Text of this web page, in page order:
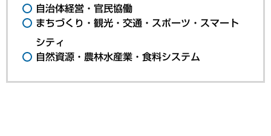
自治体経営・官民協働
まちづくり・観光・交通・スポーツ・スマート
シティ
自然資源・農林水産業・食料システム